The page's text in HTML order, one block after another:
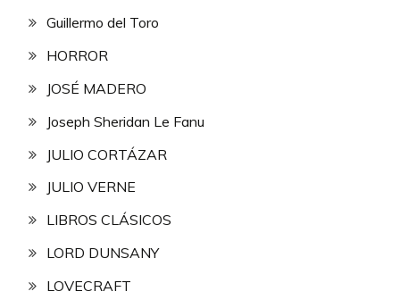
Guillermo del Toro
HORROR
JOSÉ MADERO
Joseph Sheridan Le Fanu
JULIO CORTÁZAR
JULIO VERNE
LIBROS CLÁSICOS
LORD DUNSANY
LOVECRAFT